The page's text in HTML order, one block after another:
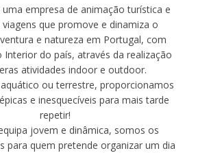
uma empresa de animação turística e
viagens que promove e dinamiza o
e natureza em Portugal, com
do país, através da realização
atividades indoor e outdoor.
ou terrestre, proporcionamos
e inesquecíveis para mais tarde
repetir!
jovem e dinâmica, somos os
para quem pretende organizar um dia